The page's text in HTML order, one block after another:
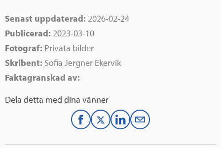
Senast uppdaterad: 2026-02-24
Publicerad: 2023-03-10
Fotograf: Privata bilder
Skribent: Sofia Jergner Ekervik
Faktagranskad av:
Dela detta med dina vänner
F
T
L
M